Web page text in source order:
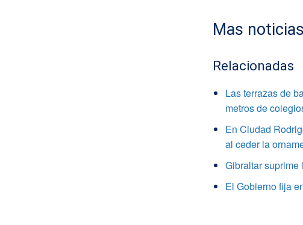
Mas noticias
Relacionadas
Las terrazas de
metros de
En Ciudad
al ceder la
Gibraltar suprime
El Gobierno fija